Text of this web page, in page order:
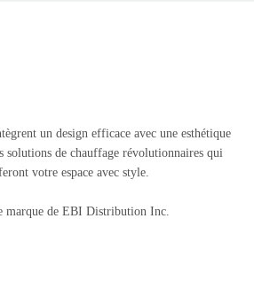
un design efficace avec une esthétique
solutions de chauffage révolutionnaires qui
votre espace avec style.
marque de EBI Distribution Inc.